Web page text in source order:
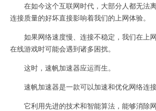
在如今这个互联网时代，大部分人都无法
连接质量的好坏直接影响着我们的上网体验。
如果网络速度慢、连接不稳定，我们在上网
在线游戏时可能会遇到诸多困扰。
这时，速帆加速器应运而生。
速帆加速器是一款可以加速和优化网络连接
它利用先进的技术和智能算法，能够消除